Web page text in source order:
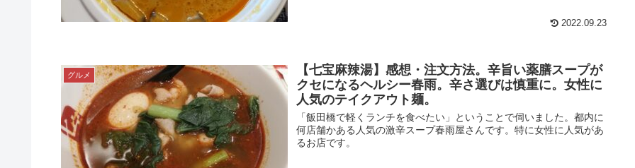
2022.09.23
グルメ
【七宝麻辣湯】感想・注文方法。辛旨い薬膳スープが
クセになるヘルシー春雨。辛さ選びは慎重に。女性に
人気のテイクアウト麺。
「飯田橋で軽くランチを食べたい」ということで伺いました。都内に
何店舗かある人気の激辛スープ春雨屋さんです。特に女性に人気があ
るお店です。